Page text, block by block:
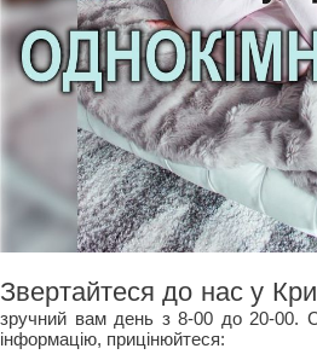
Звертайтеся до нас у
зручний вам день з 8-00 до 20-00.
інформацію, прицінюйтеся: